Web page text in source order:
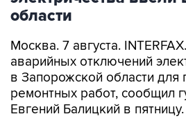
Москва. 7 августа.
в Запорожской области для
ремонтных работ, сообщил
Евгений Балицкий в пятницу.
"Для проведения ремонтных